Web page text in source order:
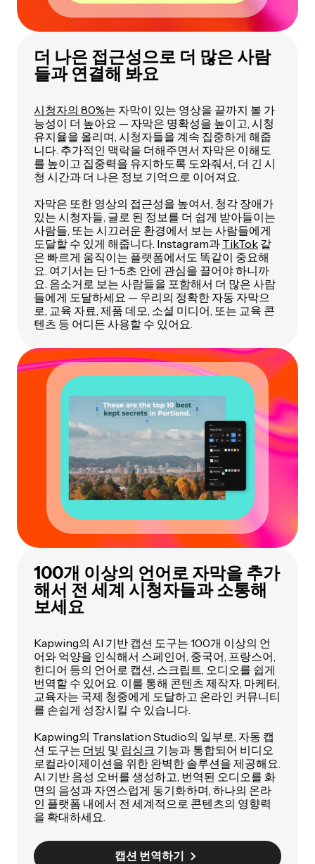
더 나은 접근성으로 더 많은 사람
들과 연결해 봐요
시청자의 80%는 자막이 있는 영상을 끝까지 볼 가
능성이 더 높아요 — 자막은 명확성을 높이고, 시청
유지율을 올리며, 시청자들을 계속 집중하게 해줍
니다. 추가적인 맥락을 더해주면서 자막은 이해도
를 높이고 집중력을 유지하도록 도와줘서, 더 긴 시
청 시간과 더 나은 정보 기억으로 이어져요.
자막은 또한 영상의 접근성을 높여서, 청각 장애가
있는 시청자들, 글로 된 정보를 더 쉽게 받아들이는
사람들, 또는 시끄러운 환경에서 보는 사람들에게
도달할 수 있게 해줍니다. Instagram과 TikTok 같
은 빠르게 움직이는 플랫폼에서도 똑같이 중요해
요. 여기서는 단 1~5초 안에 관심을 끌어야 하니까
요. 음소거로 보는 사람들을 포함해서 더 많은 사람
들에게 도달하세요 — 우리의 정확한 자동 자막으
로, 교육 자료, 제품 데모, 소셜 미디어, 또는 교육 콘
텐츠 등 어디든 사용할 수 있어요.
100개 이상의 언어로 자막을 추가
해서 전 세계 시청자들과 소통해
보세요
Kapwing의 AI 기반 캡션 도구는 100개 이상의 언
어와 억양을 인식해서 스페인어, 중국어, 프랑스어,
힌디어 등의 언어로 캡션, 스크립트, 오디오를 쉽게
번역할 수 있어요. 이를 통해 콘텐츠 제작자, 마케터,
교육자는 국제 청중에게 도달하고 온라인 커뮤니티
를 손쉽게 성장시킬 수 있습니다.
Kapwing의 Translation Studio의 일부로, 자동 캡
션 도구는 더빙 및 립싱크 기능과 통합되어 비디오
로컬라이제이션을 위한 완벽한 솔루션을 제공해요.
AI 기반 음성 오버를 생성하고, 번역된 오디오를 화
면의 음성과 자연스럽게 동기화하며, 하나의 온라
인 플랫폼 내에서 전 세계적으로 콘텐츠의 영향력
을 확대하세요.
캡션 번역하기